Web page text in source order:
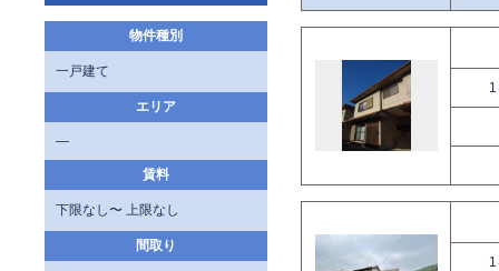
物件種別
一戸建て
エリア
—
賃料
下限なし〜 上限なし
間取り